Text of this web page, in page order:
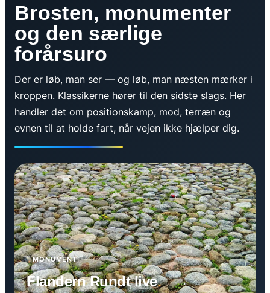
Brosten, monumenter
og den særlige
forårsuro
Der er løb, man ser — og løb, man næsten mærker i
kroppen. Klassikerne hører til den sidste slags. Her
handler det om positionskamp, mod, terræn og
evnen til at holde fart, når vejen ikke hjælper dig.
MONUMENT
Flandern Rundt live